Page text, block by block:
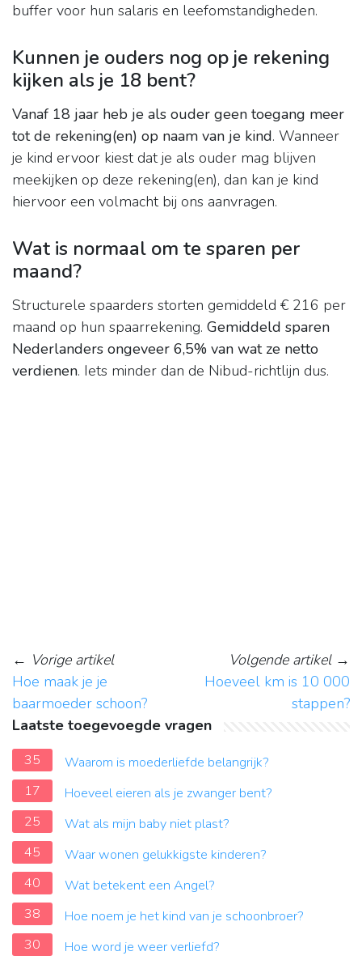
buffer voor hun salaris en leefomstandigheden.
Kunnen je ouders nog op je rekening
kijken als je 18 bent?
Vanaf 18 jaar heb je als ouder geen toegang meer
tot de rekening(en) op naam van je kind. Wanneer
je kind ervoor kiest dat je als ouder mag blijven
meekijken op deze rekening(en), dan kan je kind
hiervoor een volmacht bij ons aanvragen.
Wat is normaal om te sparen per
maand?
Structurele spaarders storten gemiddeld € 216 per
maand op hun spaarrekening. Gemiddeld sparen
Nederlanders ongeveer 6,5% van wat ze netto
verdienen. Iets minder dan de Nibud-richtlijn dus.
← Vorige artikel
Hoe maak je je
baarmoeder schoon?
Volgende artikel→
Hoeveel km is 10 000
stappen?
Laatste toegevoegde vragen
35
Waarom is moederliefde belangrijk?
17
Hoeveel eieren als je zwanger bent?
25
Wat als mijn baby niet plast?
45
Waar wonen gelukkigste kinderen?
40
Wat betekent een Angel?
38
Hoe noem je het kind van je schoonbroer?
30
Hoe word je weer verliefd?